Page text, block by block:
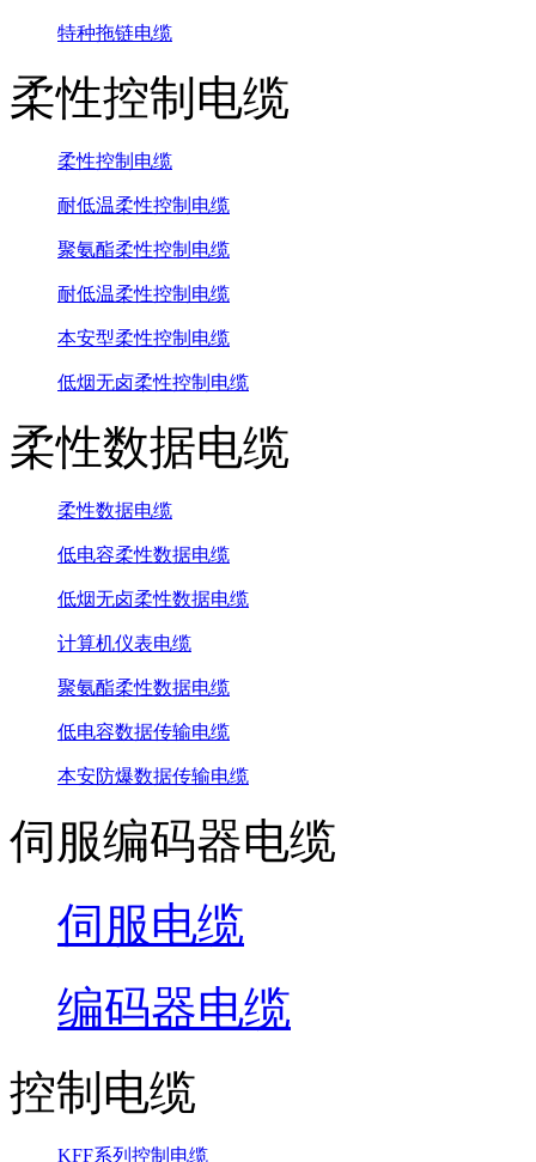
特种拖链电缆
柔性控制电缆
柔性控制电缆
耐低温柔性控制电缆
聚氨酯柔性控制电缆
耐低温柔性控制电缆
本安型柔性控制电缆
低烟无卤柔性控制电缆
柔性数据电缆
柔性数据电缆
低电容柔性数据电缆
低烟无卤柔性数据电缆
计算机仪表电缆
聚氨酯柔性数据电缆
低电容数据传输电缆
本安防爆数据传输电缆
伺服编码器电缆
伺服电缆
编码器电缆
控制电缆
KFF系列控制电缆